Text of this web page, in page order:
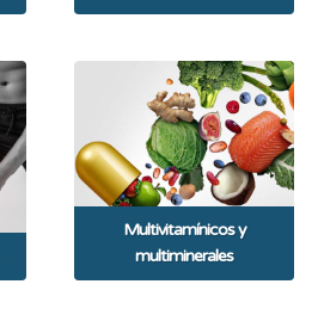
Multivitamínicos y
multiminerales